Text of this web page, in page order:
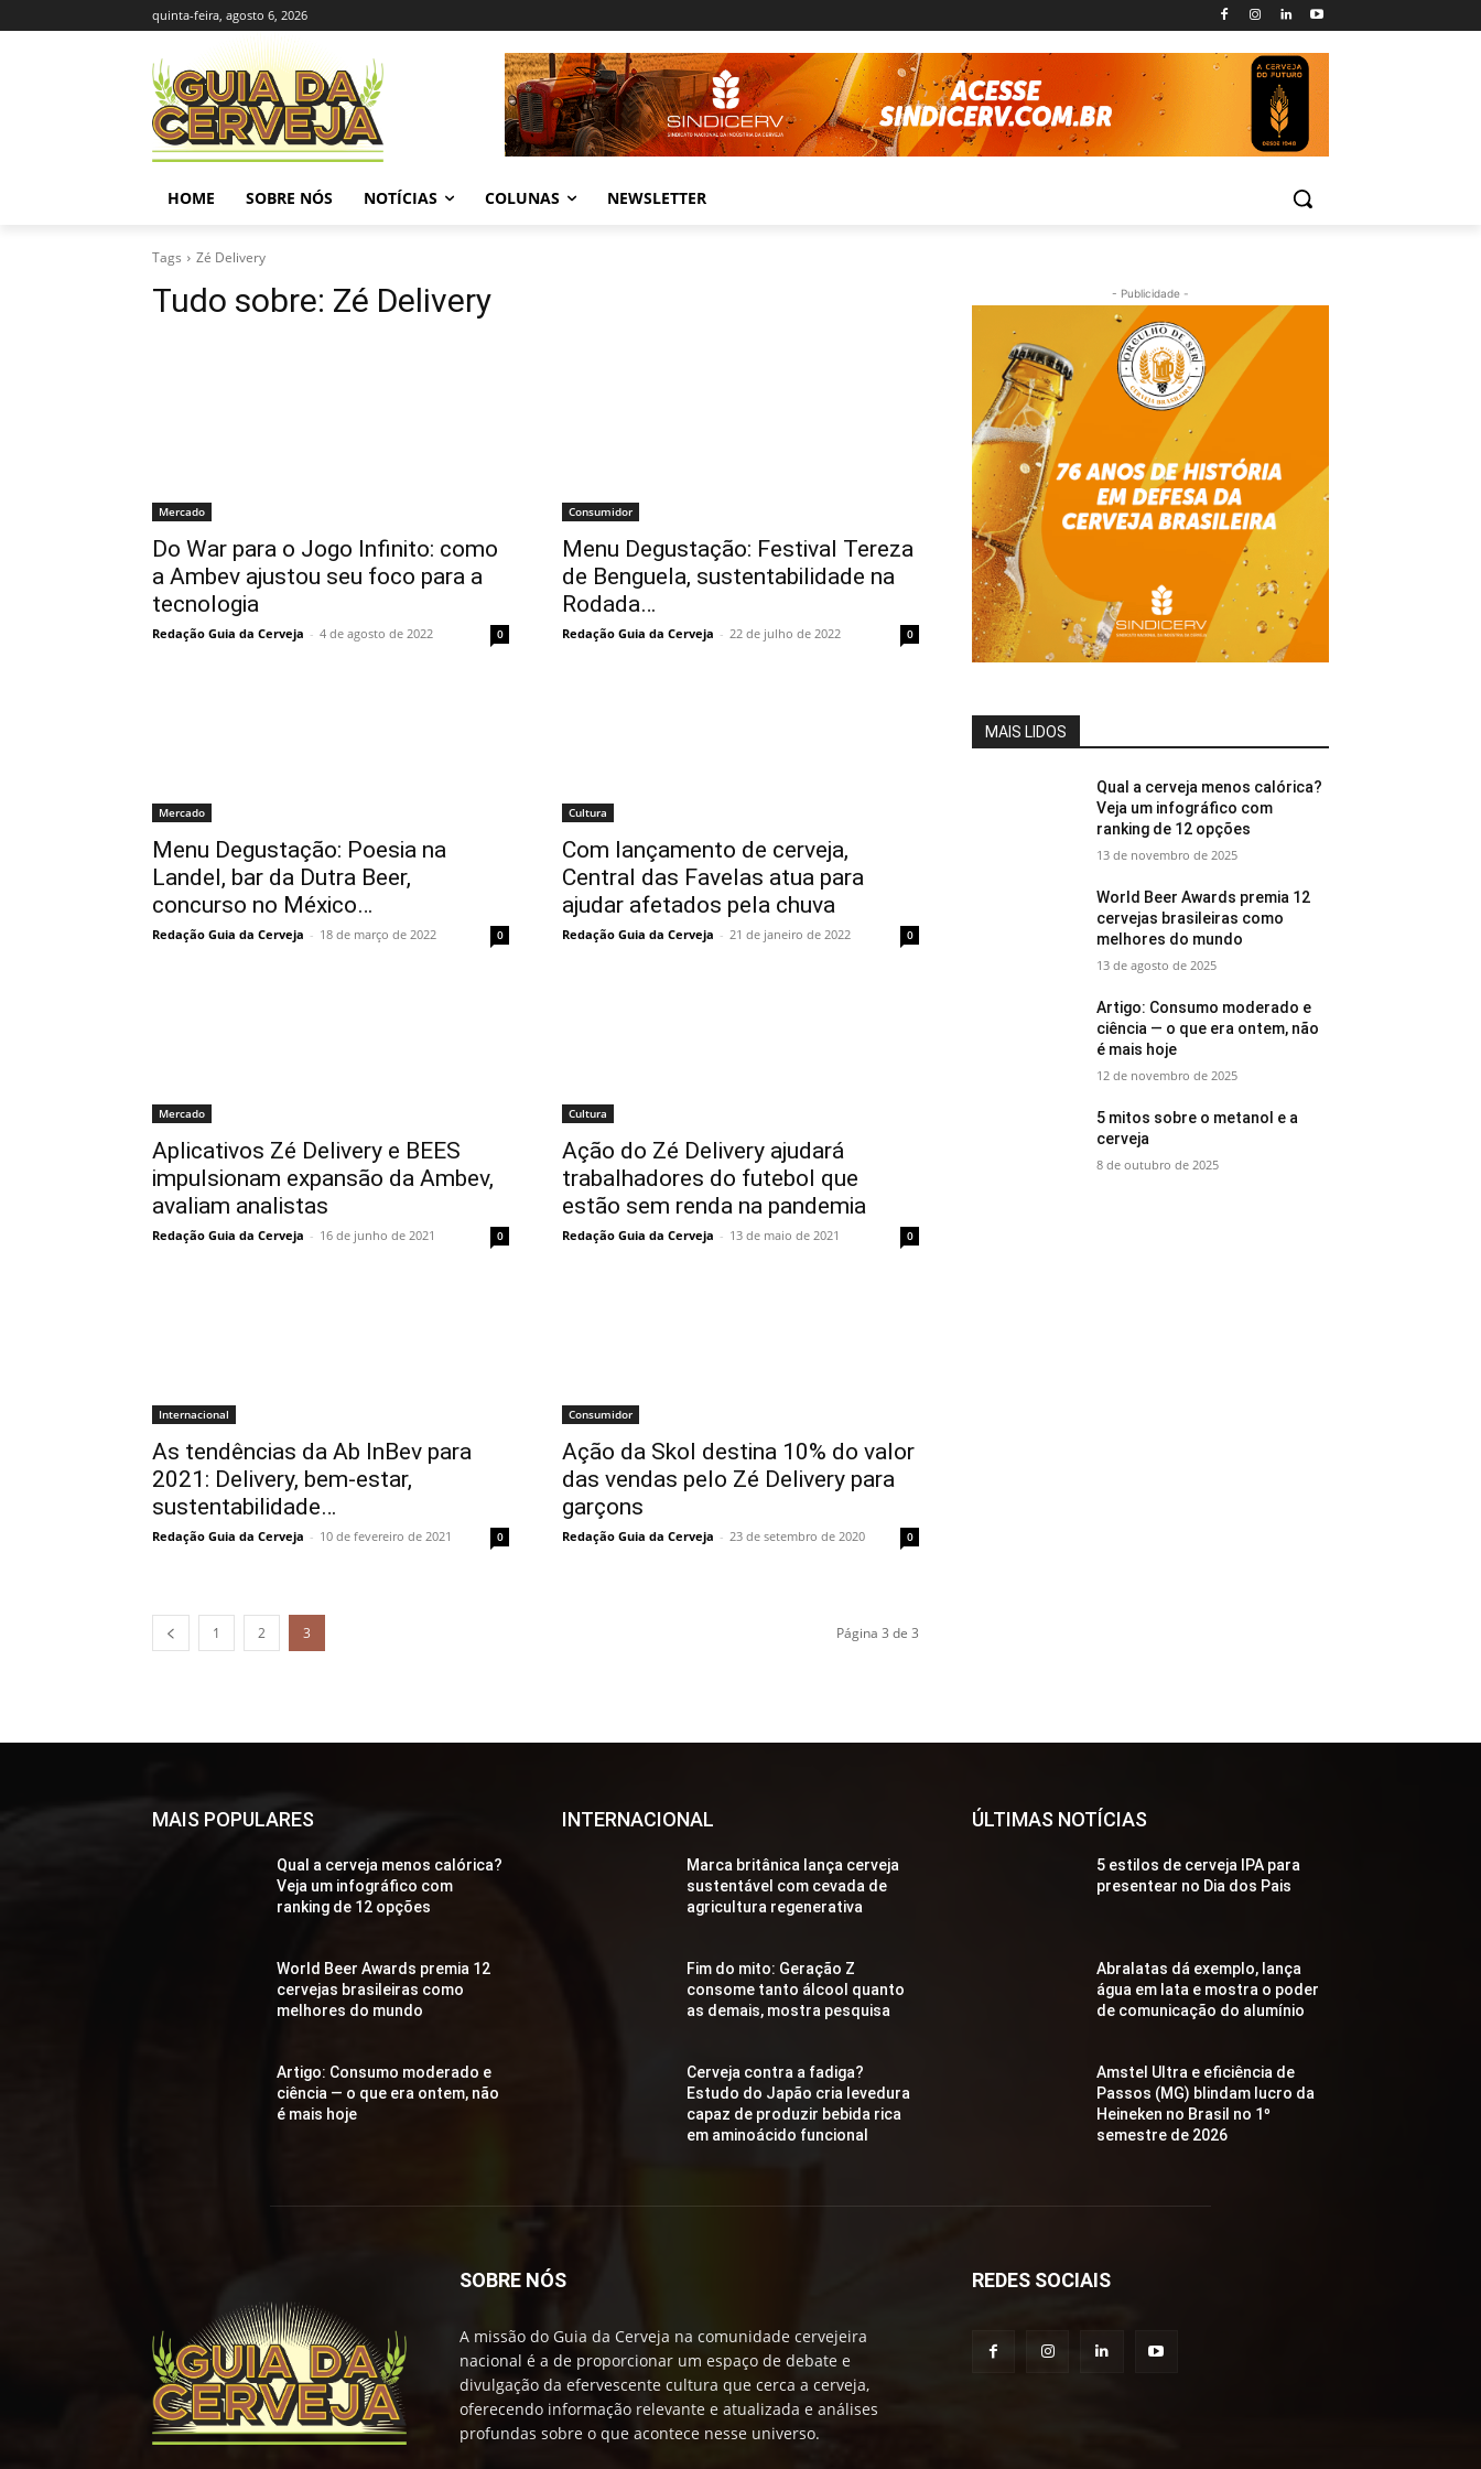
quinta-feira, agosto 6, 2026
HOME SOBRE NÓS NOTÍCIAS COLUNAS NEWSLETTER
Tags Zé Delivery
Tudo sobre: Zé Delivery
Mercado
Do War para o Jogo Infinito: como
a Ambev ajustou seu foco para a
tecnologia
Redação Guia da Cerveja - 4 de agosto de 2022 0
Consumidor
Menu Degustação: Festival Tereza
de Benguela, sustentabilidade na
Rodada…
Redação Guia da Cerveja - 22 de julho de 2022 0
Mercado
Menu Degustação: Poesia na
Landel, bar da Dutra Beer,
concurso no México…
Redação Guia da Cerveja - 18 de março de 2022 0
Cultura
Com lançamento de cerveja,
Central das Favelas atua para
ajudar afetados pela chuva
Redação Guia da Cerveja - 21 de janeiro de 2022 0
Mercado
Aplicativos Zé Delivery e BEES
impulsionam expansão da Ambev,
avaliam analistas
Redação Guia da Cerveja - 16 de junho de 2021 0
Cultura
Ação do Zé Delivery ajudará
trabalhadores do futebol que
estão sem renda na pandemia
Redação Guia da Cerveja - 13 de maio de 2021 0
Internacional
As tendências da Ab InBev para
2021: Delivery, bem-estar,
sustentabilidade…
Redação Guia da Cerveja - 10 de fevereiro de 2021 0
Consumidor
Ação da Skol destina 10% do valor
das vendas pelo Zé Delivery para
garçons
Redação Guia da Cerveja - 23 de setembro de 2020 0
1 2 3 Página 3 de 3
- Publicidade -
MAIS LIDOS
Qual a cerveja menos calórica?
Veja um infográfico com
ranking de 12 opções
13 de novembro de 2025
World Beer Awards premia 12
cervejas brasileiras como
melhores do mundo
13 de agosto de 2025
Artigo: Consumo moderado e
ciência — o que era ontem, não
é mais hoje
12 de novembro de 2025
5 mitos sobre o metanol e a
cerveja
8 de outubro de 2025
MAIS POPULARES
Qual a cerveja menos calórica?
Veja um infográfico com
ranking de 12 opções
World Beer Awards premia 12
cervejas brasileiras como
melhores do mundo
Artigo: Consumo moderado e
ciência — o que era ontem, não
é mais hoje
INTERNACIONAL
Marca britânica lança cerveja
sustentável com cevada de
agricultura regenerativa
Fim do mito: Geração Z
consome tanto álcool quanto
as demais, mostra pesquisa
Cerveja contra a fadiga?
Estudo do Japão cria levedura
capaz de produzir bebida rica
em aminoácido funcional
ÚLTIMAS NOTÍCIAS
5 estilos de cerveja IPA para
presentear no Dia dos Pais
Abralatas dá exemplo, lança
água em lata e mostra o poder
de comunicação do alumínio
Amstel Ultra e eficiência de
Passos (MG) blindam lucro da
Heineken no Brasil no 1º
semestre de 2026
SOBRE NÓS
A missão do Guia da Cerveja na comunidade cervejeira
nacional é a de proporcionar um espaço de debate e
divulgação da efervescente cultura que cerca a cerveja,
oferecendo informação relevante e atualizada e análises
profundas sobre o que acontece nesse universo.
REDES SOCIAIS